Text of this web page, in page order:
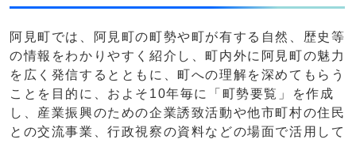
阿見町では、阿見町の町勢や町が有する自然、歴史等
の情報をわかりやすく紹介し、町内外に阿見町の魅力
を広く発信するとともに、町への理解を深めてもらう
ことを目的に、およそ10年毎に「町勢要覧」を作成
し、産業振興のための企業誘致活動や他市町村の住民
との交流事業、行政視察の資料などの場面で活用して